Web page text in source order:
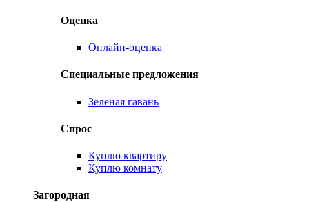
Оценка
Онлайн-оценка
Специальные предложения
Зеленая гавань
Спрос
Куплю квартиру
Куплю комнату
Загородная